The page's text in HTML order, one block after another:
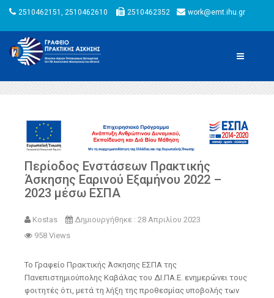
2510462151, 2510462610 2510462352 work@emt.ihu.gr
Περίοδος Ενστάσεων Πρακτικής
Άσκησης Εαρινού Εξαμήνου 2022 –
2023 μέσω ΕΣΠΑ
Kostas
Δημιουργήθηκε : 28 Απριλίου 2023
958 Views
Το Γραφείο Πρακτικής Άσκησης ΕΣΠΑ της
Πανεπιστημιούπολης Καβάλας του ΔΙ.ΠΑ.Ε. ενημερώνει τους
φοιτητές ότι, μετά τη λήξη της προθεσμίας υποβολής των